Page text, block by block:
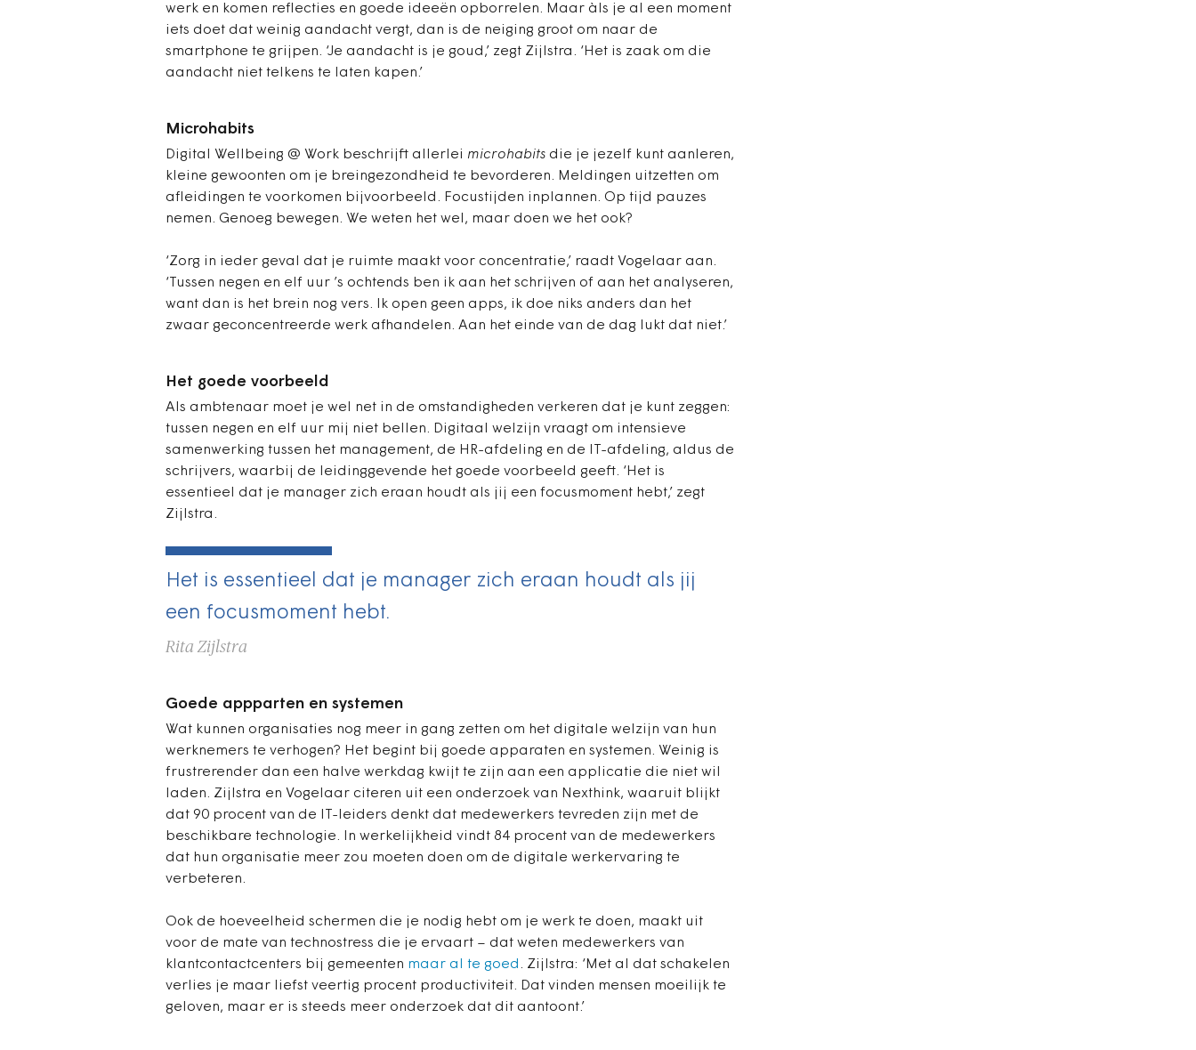
werk en komen reflecties en goede ideeën opborrelen. Maar àls je al een moment
iets doet dat weinig aandacht vergt, dan is de neiging groot om naar de
smartphone te grijpen. ‘Je aandacht is je goud,’ zegt Zijlstra. ‘Het is zaak om die
aandacht niet telkens te laten kapen.’
Microhabits
Digital Wellbeing @ Work beschrijft allerlei microhabits die je jezelf kunt aanleren,
kleine gewoonten om je breingezondheid te bevorderen. Meldingen uitzetten om
afleidingen te voorkomen bijvoorbeeld. Focustijden inplannen. Op tijd pauzes
nemen. Genoeg bewegen. We weten het wel, maar doen we het ook?
‘Zorg in ieder geval dat je ruimte maakt voor concentratie,’ raadt Vogelaar aan.
‘Tussen negen en elf uur ’s ochtends ben ik aan het schrijven of aan het analyseren,
want dan is het brein nog vers. Ik open geen apps, ik doe niks anders dan het
zwaar geconcentreerde werk afhandelen. Aan het einde van de dag lukt dat niet.’
Het goede voorbeeld
Als ambtenaar moet je wel net in de omstandigheden verkeren dat je kunt zeggen:
tussen negen en elf uur mij niet bellen. Digitaal welzijn vraagt om intensieve
samenwerking tussen het management, de HR-afdeling en de IT-afdeling, aldus de
schrijvers, waarbij de leidinggevende het goede voorbeeld geeft. ‘Het is
essentieel dat je manager zich eraan houdt als jij een focusmoment hebt,’ zegt
Zijlstra.
Het is essentieel dat je manager zich eraan houdt als jij
een focusmoment hebt.
Rita Zijlstra
Goede appparten en systemen
Wat kunnen organisaties nog meer in gang zetten om het digitale welzijn van hun
werknemers te verhogen? Het begint bij goede apparaten en systemen. Weinig is
frustrerender dan een halve werkdag kwijt te zijn aan een applicatie die niet wil
laden. Zijlstra en Vogelaar citeren uit een onderzoek van Nexthink, waaruit blijkt
dat 90 procent van de IT-leiders denkt dat medewerkers tevreden zijn met de
beschikbare technologie. In werkelijkheid vindt 84 procent van de medewerkers
dat hun organisatie meer zou moeten doen om de digitale werkervaring te
verbeteren.
Ook de hoeveelheid schermen die je nodig hebt om je werk te doen, maakt uit
voor de mate van technostress die je ervaart – dat weten medewerkers van
klantcontactcenters bij gemeenten maar al te goed . Zijlstra: ‘Met al dat schakelen
verlies je maar liefst veertig procent productiviteit. Dat vinden mensen moeilijk te
geloven, maar er is steeds meer onderzoek dat dit aantoont.’